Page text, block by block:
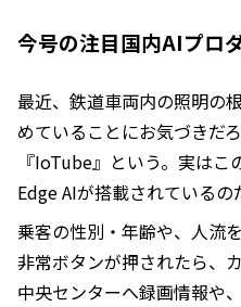
今号の注目国内AIプロ
最近、鉄道車両内の照明の
めていることにお気づきだ
『IoTube』という。実は
Edge AIが搭載されているの
乗客の性別・年齢や、人流
非常ボタンが押されたら、
中央センターへ録画情報や